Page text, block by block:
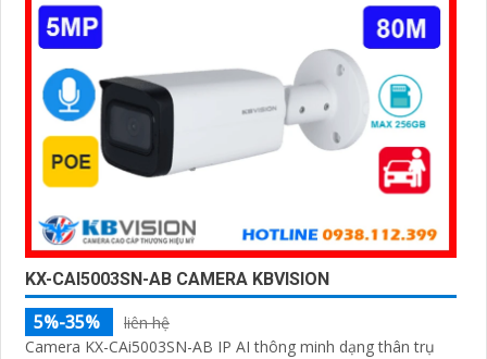
KX-CAI5003SN-AB CAMERA KBVISION
5%-35%
liên hệ
Camera KX-CAi5003SN-AB IP AI thông minh dạng thân trụ